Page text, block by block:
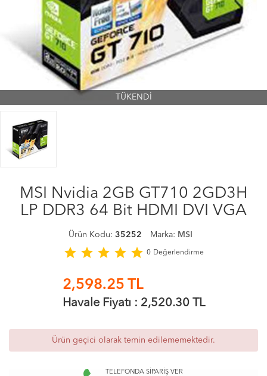
TÜKENDİ
MSI Nvidia 2GB GT710 2GD3H
LP DDR3 64 Bit HDMI DVI VGA
Ürün Kodu: 35252 Marka: MSI
star star star star star 0 Değerlendirme
2,598.25 TL
Havale Fiyatı : 2,520.30TL
Ürün geçici olarak temin edilememektedir.
TELEFONDA SİPARİŞ VER